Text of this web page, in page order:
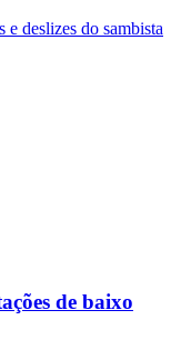
deslizes do sambista
de baixo